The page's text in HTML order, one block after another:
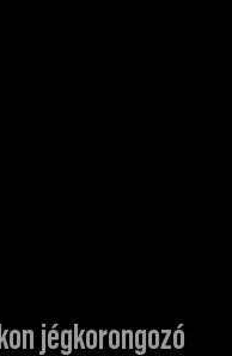
jégkorongozó